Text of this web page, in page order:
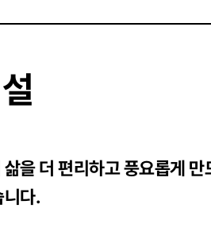
을 더 편리하고 풍요롭게
니다.